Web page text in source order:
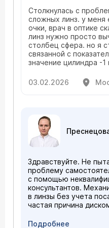
Столкнулась с
сложных линз. у меня
очки, врач в оптике
линз нужно просто
столбец сфера. но я
связанной с
значение цилиндра -1 на двух глазах, но ни в
возможности выбрать
03.02.2026
Здравствуйте. Не
проблему
с помощью
консультантов.
в линзы без учета
частая причина
зрения . Вам нужен
Подробнее